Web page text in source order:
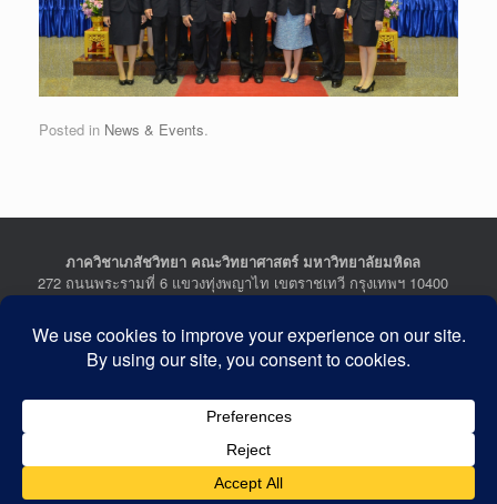
Posted in News & Events.
ภาควิชาเภสัชวิทยา คณะวิทยาศาสตร์ มหาวิทยาลัยมหิดล
272 ถนนพระรามที่ 6 แขวงทุ่งพญาไท เขตราชเทวี กรุงเทพฯ 10400
Department of Pharmacology, Faculty of Science, Mahidol
University
272 Rama VI Road, Ratchathewi District, Bangkok 10400
Tel : +662-201-5641-2, Fax : +662-354-7157
Last Updated: July 21, 2026